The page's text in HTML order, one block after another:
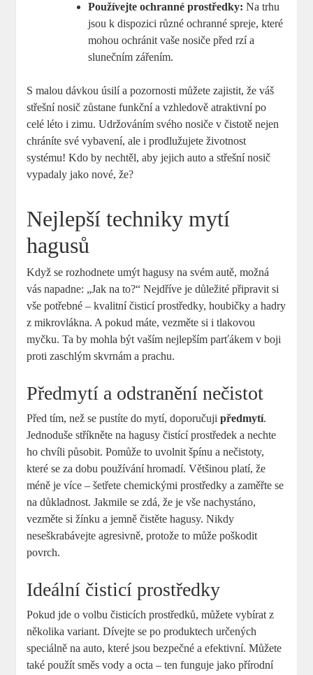
Používejte ochranné prostředky: Na trhu
jsou k dispozici různé ochranné spreje, které
mohou ochránit vaše nosiče před rzí a
slunečním zářením.
S malou dávkou úsilí a pozornosti můžete zajistit, že váš
střešní nosič zůstane funkční a vzhledově atraktivní po
celé léto i zimu. Udržováním svého nosiče v čistotě nejen
chráníte své vybavení, ale i prodlužujete životnost
systému! Kdo by nechtěl, aby jejich auto a střešní nosič
vypadaly jako nové, že?
Nejlepší techniky mytí
hagusů
Když se rozhodnete umýt hagusy na svém autě, možná
vás napadne: „Jak na to?“ Nejdříve je důležité připravit si
vše potřebné – kvalitní čisticí prostředky, houbičky a hadry
z mikrovlákna. A pokud máte, vezměte si i tlakovou
myčku. Ta by mohla být vaším nejlepším parťákem v boji
proti zaschlým skvrnám a prachu.
Předmytí a odstranění nečistot
Před tím, než se pustíte do mytí, doporučujipředmytí.
Jednoduše stříkněte na hagusy čistící prostředek a nechte
ho chvíli působit. Pomůže to uvolnit špínu a nečistoty,
které se za dobu používání hromadí. Většinou platí, že
méně je více – šetřete chemickými prostředky a zaměřte se
na důkladnost. Jakmile se zdá, že je vše nachystáno,
vezměte si žínku a jemně čistěte hagusy. Nikdy
neseškrabávejte agresivně, protože to může poškodit
povrch.
Ideální čisticí prostředky
Pokud jde o volbu čisticích prostředků, můžete vybírat z
několika variant. Dívejte se po produktech určených
speciálně na auto, které jsou bezpečné a efektivní. Můžete
také použít směs vody a octa – ten funguje jako přírodní